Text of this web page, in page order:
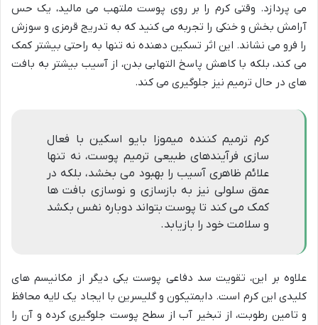
می پردازد. وقتی کرم را بر روی پوست ملتهب می مالید، یک حس
آرامش بخش و خنکی را تجربه می کنید که به تدریج قرمزی و سوزش
را فرو می نشاند. این اثر تسکین دهنده نه تنها به راحتی بیشتر کمک
می کند، بلکه با کاهش پاسخ التهابی بدن، از آسیب بیشتر به بافت
های در حال ترمیم نیز جلوگیری می کند.
کرم ترمیم کننده میموزا بایو اسکین با فعال
سازی فرآیندهای طبیعی ترمیم پوست، نه تنها
علائم ظاهری آسیب را بهبود می بخشد، بلکه در
عمق سلولی نیز به بازسازی و نوسازی بافت ها
کمک می کند تا پوست بتواند دوباره نفس بکشد
و سلامت خود را بازیابد.
علاوه بر این، تقویت سد دفاعی پوست یکی دیگر از مکانیسم های
کلیدی این کرم است. دایمتیکون و گلیسرین با ایجاد یک لایه محافظ
و تامین رطوبت، از تبخیر آب از سطح پوست جلوگیری کرده و آن را